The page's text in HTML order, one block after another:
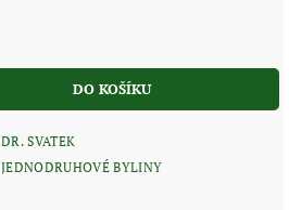
DR. SVATEK
JEDNODRUHOVÉ BYLINY